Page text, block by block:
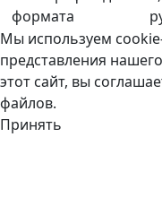
формата
Мы используем
представления
этот сайт, вы
файлов.
Принять